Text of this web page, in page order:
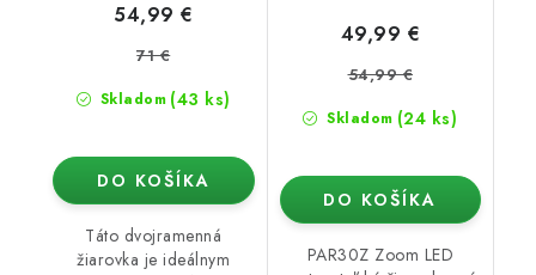
Skladom (43 ks)
54,99 €
71 €
DO KOŠÍKA
Táto dvojramenná
žiarovka je ideálnym
Skladom (24 ks)
49,99 €
54,99 €
DO KOŠÍKA
PAR30Z Zoom LED